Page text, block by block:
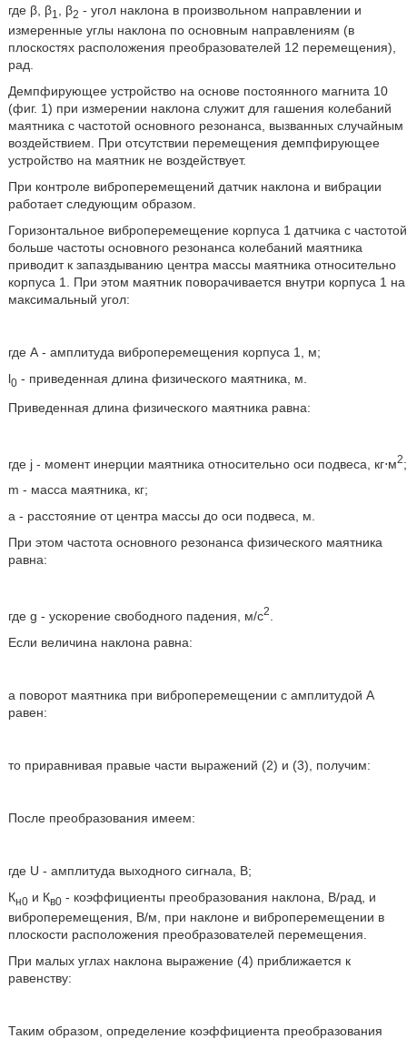
где β, β1 , β2 - угол наклона в произвольном направлении и
измеренные углы наклона по основным направлениям (в
плоскостях расположения преобразователей 12 перемещения),
рад.
Демпфирующее устройство на основе постоянного магнита 10
(фиг. 1) при измерении наклона служит для гашения колебаний
маятника с частотой основного резонанса, вызванных случайным
воздействием. При отсутствии перемещения демпфирующее
устройство на маятник не воздействует.
При контроле виброперемещений датчик наклона и вибрации
работает следующим образом.
Горизонтальное виброперемещение корпуса 1 датчика с частотой
больше частоты основного резонанса колебаний маятника
приводит к запаздыванию центра массы маятника относительно
корпуса 1. При этом маятник поворачивается внутри корпуса 1 на
максимальный угол:
где А - амплитуда виброперемещения корпуса 1, м;
l0- приведенная длина физического маятника, м.
Приведенная длина физического маятника равна:
где j - момент инерции маятника относительно оси подвеса, кг⋅м2;
m - масса маятника, кг;
а - расстояние от центра массы до оси подвеса, м.
При этом частота основного резонанса физического маятника
равна:
где g - ускорение свободного падения, м/с2
Если величина наклона равна:
а поворот маятника при виброперемещении с амплитудой А
равен:
то приравнивая правые части выражений (2) и (3), получим:
После преобразования имеем:
где U - амплитуда выходного сигнала, В;
Кн0и Кв0- коэффициенты преобразования наклона, В/рад, и
виброперемещения, В/м, при наклоне и виброперемещении в
плоскости расположения преобразователей перемещения.
При малых углах наклона выражение (4) приближается к
равенству:
Таким образом, определение коэффициента преобразования